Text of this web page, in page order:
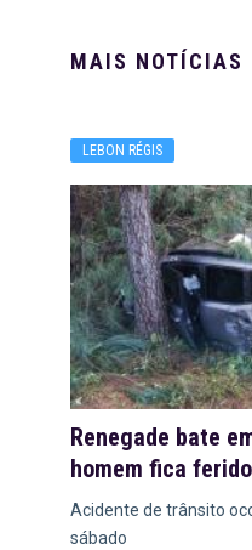
MAIS NOTÍCIAS
LEBON RÉGIS
Renegade bate
homem fica ferido
Acidente de trânsito
sábado